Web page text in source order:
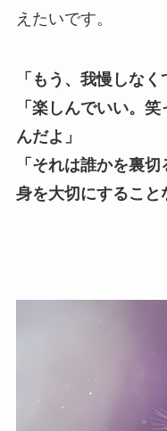
えたいです。
「もう、我慢しなく
「楽しんでいい。
んだよ」
「それは誰かを裏
身を大切にすること